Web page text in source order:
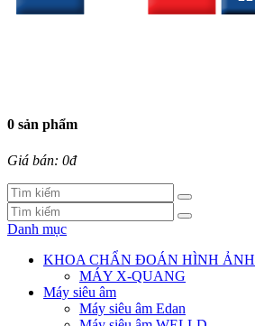
0 sản phẩm
Giá bán: 0đ
Danh mục
KHOA CHẨN ĐOÁN HÌNH ẢNH
MÁY X-QUANG
Máy siêu âm
Máy siêu âm Edan